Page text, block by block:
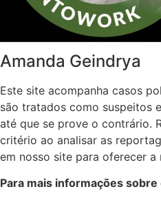
Amanda Geindrya
Este site acompanha casos
são tratados como suspeitos
até que se prove o contrário.
critério ao analisar as
em nosso site para oferecer
Para mais informações